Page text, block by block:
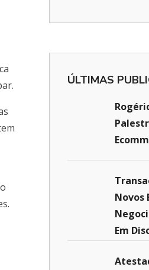
ÚLTIMAS
Novos
Em